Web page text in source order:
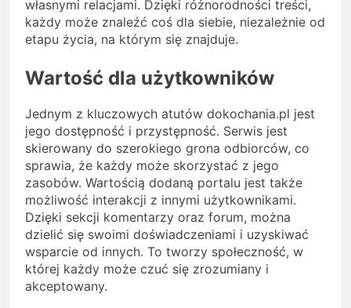
własnymi relacjami. Dzięki różnorodności treści,
każdy może znaleźć coś dla siebie, niezależnie od
etapu życia, na którym się znajduje.
Wartość dla użytkowników
Jednym z kluczowych atutów dokochania.pl jest
jego dostępność i przystępność. Serwis jest
skierowany do szerokiego grona odbiorców, co
sprawia, że każdy może skorzystać z jego
zasobów. Wartością dodaną portalu jest także
możliwość interakcji z innymi użytkownikami.
Dzięki sekcji komentarzy oraz forum, można
dzielić się swoimi doświadczeniami i uzyskiwać
wsparcie od innych. To tworzy społeczność, w
której każdy może czuć się zrozumiany i
akceptowany.